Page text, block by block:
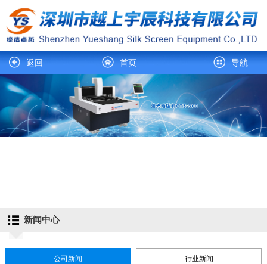
返回 首页 导航
新闻中心
公司新闻 行业新闻